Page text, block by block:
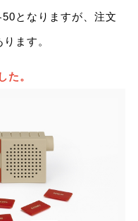
となりますが、注文
ます。
た。